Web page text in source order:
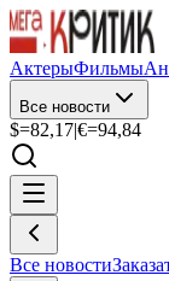
АктерыФильмы
Все новости
$=82,17|€=94,84
Все новости